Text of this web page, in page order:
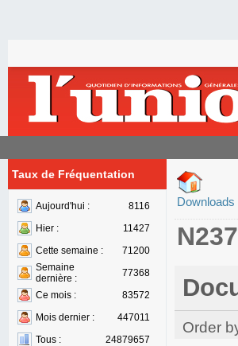
Taux de Fréquentation
Aujourd'hui :
8116
Hier :
11427
Cette semaine :
71200
Semaine
dernière :
77368
Ce mois :
83572
Mois dernier :
447011
Tous :
24879657
Order